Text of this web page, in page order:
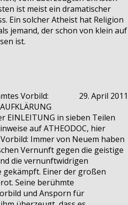
ist meist ein dramatischer
Ein solcher Atheist hat Religion
jemand, der schon von klein auf
ist.
29. April 2011
Vorbild:
EINLEITUNG in sieben Teilen
auf ATHEODOC, hier
Immer von Neuem haben
Vernunft gegen die geistige
die vernunftwidrigen
Einer der großen
Seine berühmte
und Ansporn für